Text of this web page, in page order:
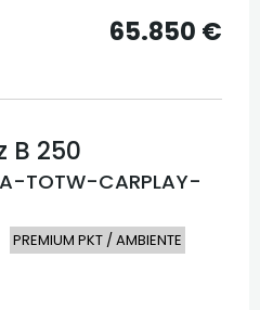
65.850 €
B 250
TOTW-CARPLAY-
PREMIUM PKT / AMBIENTE